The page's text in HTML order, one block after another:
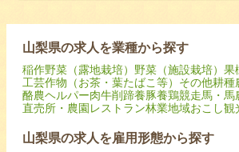
山梨県の求人を業種から探す
稲作野菜（露地栽培） 野菜（施設栽培） 果
工芸作物（お茶・葉たばこ等） その他耕種
酪農ヘルパー肉牛削蹄養豚養鶏競走馬・馬
直売所・農園レストラン林業地域おこし観
山梨県の求人を雇用形態から探す